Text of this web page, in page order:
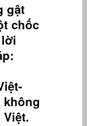
gật
chốc